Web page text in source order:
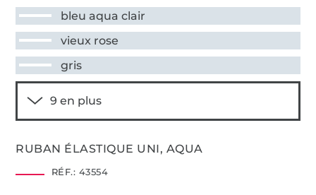
bleu aqua clair
vieux rose
gris
RUBAN ÉLASTIQUE UNI, AQUA
RÉF.: 43554